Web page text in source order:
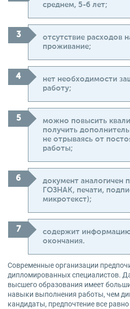
среднем, 5-6 лет;
отсутствие расходов
проживание;
нет необходимости
работу;
можно повысить
получить
не отрываясь от
работы;
документ аналогичен
ГОЗНАК, печати,
микротекст);
содержит
окончания.
Современные организации
дипломированных специалистов.
высшего образования имеет
навыки выполнения работы, чем
кандидаты, предпочтение все